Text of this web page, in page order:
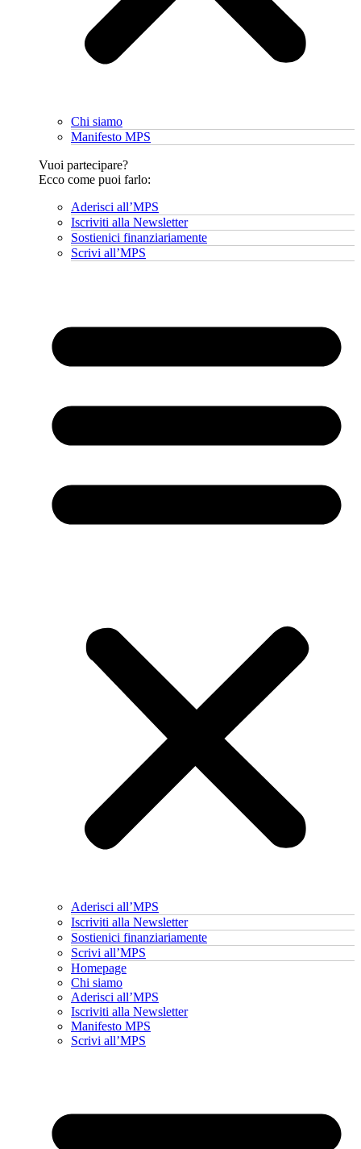
Chi siamo
Manifesto MPS
Vuoi partecipare?
Ecco come puoi farlo:
Aderisci all’MPS
Iscriviti alla Newsletter
Sostienici finanziariamente
Scrivi all’MPS
Aderisci all’MPS
Iscriviti alla Newsletter
Sostienici finanziariamente
Scrivi all’MPS
Homepage
Chi siamo
Aderisci all’MPS
Iscriviti alla Newsletter
Manifesto MPS
Scrivi all’MPS